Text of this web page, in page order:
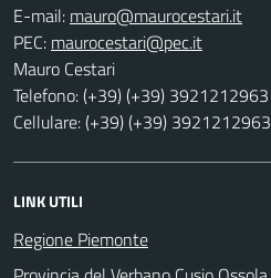
E-mail:
PEC:
Mauro Cestari
Telefono: (+39) (+39) 3921212963
Cellulare: (+39) (+39) 3921212963
LINK UTILI
Regione Piemonte